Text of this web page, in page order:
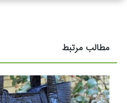
مطالب مرتبط